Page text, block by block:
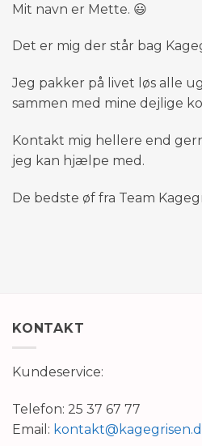
Mit navn er Mette. 😃
Det er mig der står bag
Jeg pakker på livet løs alle
sammen med mine dejlige
Kontakt mig hellere end
jeg kan hjælpe med.
De bedste øf fra Team
KONTAKT
Kundeservice:
Telefon: 25 37 67 77
Email: